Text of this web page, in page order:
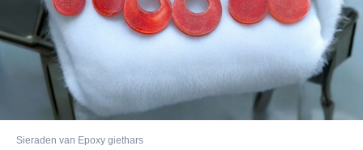
Sieraden van Epoxy giethars